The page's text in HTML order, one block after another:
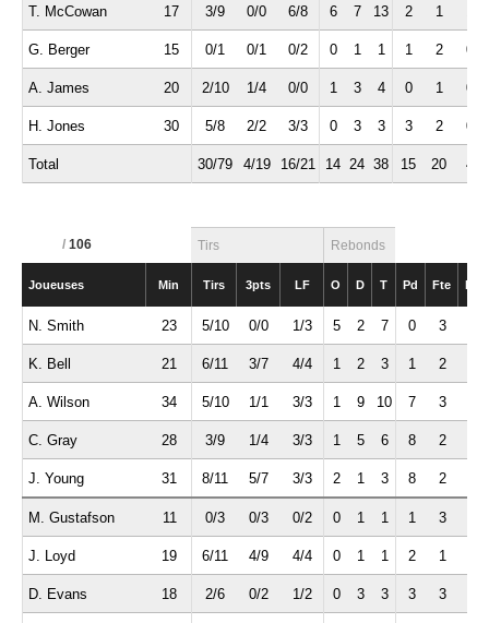
T. McCowan 17 3/9 0/0 6/8 6 7 13 2 1
G. Berger 15 0/1 0/1 0/2 0 1 1 1 2 0
A. James 20 2/10 1/4 0/0 1 3 4 0 1 0
H. Jones 30 5/8 2/2 3/3 0 3 3 3 2 0
Total 30/79 4/19 16/21 14 24 38 15 20 4
/ 106 Tirs Rebonds
Joueuses Min Tirs 3pts LF O D T Pd Fte
N. Smith 23 5/10 0/0 1/3 5 2 7 0 3
K. Bell 21 6/11 3/7 4/4 1 2 3 1 2
A. Wilson 34 5/10 1/1 3/3 1 9 10 7 3
C. Gray 28 3/9 1/4 3/3 1 5 6 8 2
J. Young 31 8/11 5/7 3/3 2 1 3 8 2
M. Gustafson 11 0/3 0/3 0/2 0 1 1 1 3
J. Loyd 19 6/11 4/9 4/4 0 1 1 2 1
D. Evans 18 2/6 0/2 1/2 0 3 3 3 3